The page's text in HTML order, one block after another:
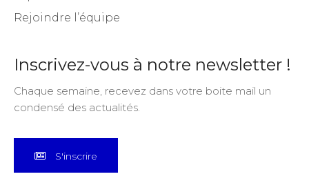
Rejoindre l’équipe
Inscrivez-vous à notre newsletter !
Chaque semaine, recevez dans votre boite mail un
condensé des actualités.
S'inscrire